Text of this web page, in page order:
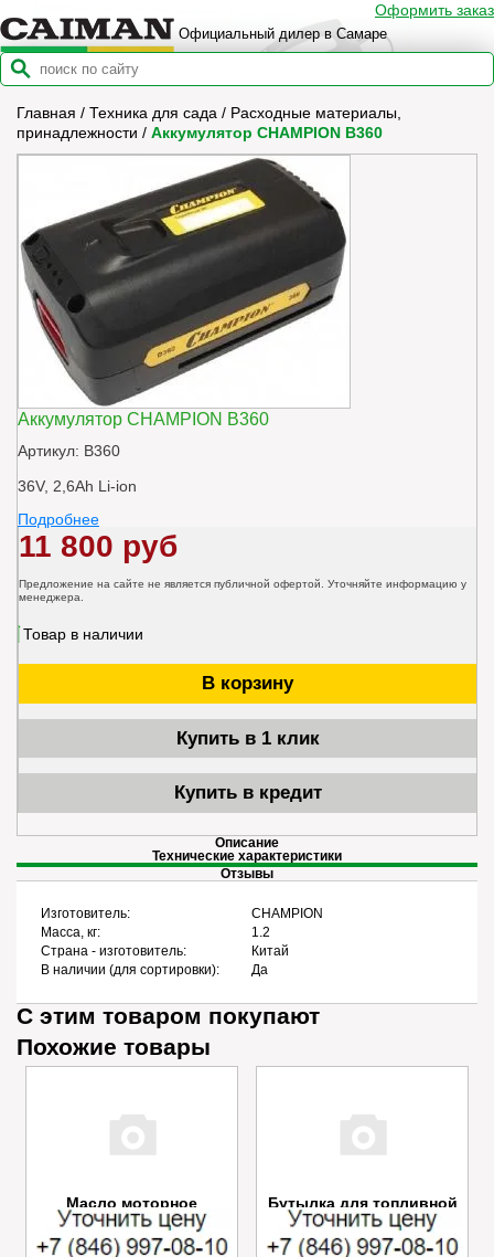
Оформить заказ
Официальный дилер в Самаре
Главная / Техника для сада / Расходные материалы,
принадлежности / Аккумулятор CHAMPION B360
Аккумулятор CHAMPION B360
Артикул: B360
36V, 2,6Ah Li-ion
Подробнее
11 800 руб
Предложение на сайте не является публичной офертой. Уточняйте информацию у
менеджера.
Товар в наличии
В корзину
Купить в 1 клик
Купить в кредит
Описание
Технические характеристики
Отзывы
Изготовитель:
CHAMPION
Масса, кг:
1.2
Страна - изготовитель:
Китай
В наличии (для сортировки):
Да
С этим товаром покупают
Похожие товары
Масло моторное
VILLARTEC 4T Snow (SAE
10W-30) 1л
Бутылка для топливной
смеси VILLARTEC 1л арт.
6020010000